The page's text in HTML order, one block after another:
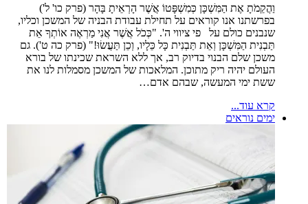
וַהֲקֵמֹתָ אֶת הַמִּשְׁכָּן כְּמִשְׁפָּטוֹ אֲשֶׁר הָרְאֵיתָ בָּהָר (פרק כו' ל')
בפרשתנו אנו קוראים על תחילת עבודת הבניה של המשכן וכליו,
שנבנים כולם על פי ציווי ה'. "כְּכֹל אֲשֶׁר אֲנִי מַרְאֶה אוֹתְךָ אֵת
תַּבְנִית הַמִּשְׁכָּן וְאֵת תַּבְנִית כָּל כֵּלָיו, וְכֵן תַּעֲשׂוּ!" (פרק כה ט'). גם
משכן שלם הבנוי בדיוק רב, אך ללא השראת שכינתו של בורא
העולם יהיה ריק מתוכן. המלאכות של המשכן מסמלות לנו את
ששת ימי המעשה, שבהם אדם…
קרא עוד...
ימים נוראים